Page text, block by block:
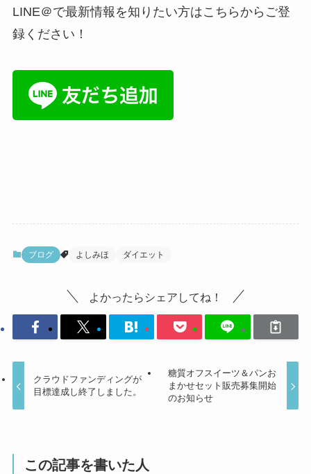
LINE＠で最新情報を知りたい方はこちらからご登
録ください！
ブログ よしみほ ダイエット
よかったらシェアしてね！
クラウドファンディングが
目標達成し終了しました。
糖質オフスイーツ＆パンお
まかせセット販売募集開始
のお知らせ
この記事を書いた人